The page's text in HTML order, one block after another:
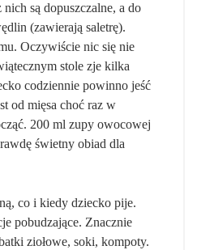
są dopuszczalne, a do
(zawierają saletrę).
Oczywiście nic się nie
stole zje kilka
codziennie powinno jeść
od mięsa choć raz w
200 ml zupy owocowej
świetny obiad dla
co i kiedy dziecko pije.
pobudzające. Znacznie
ziołowe, soki, kompoty.